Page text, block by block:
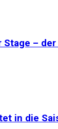
– der
in die